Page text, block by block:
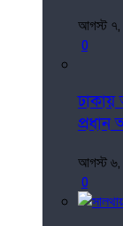
আগস্ট
0
প্রধান
আগস্ট
0